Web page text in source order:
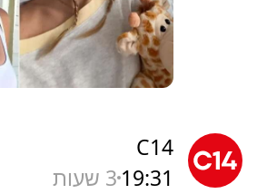
C14
19:31 3 שעות